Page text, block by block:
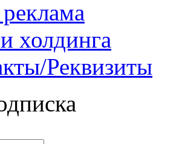
холдинга
Реквизиты